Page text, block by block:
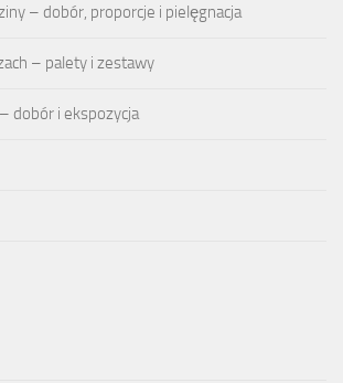
– dobór, proporcje i pielęgnacja
– palety i zestawy
dobór i ekspozycja